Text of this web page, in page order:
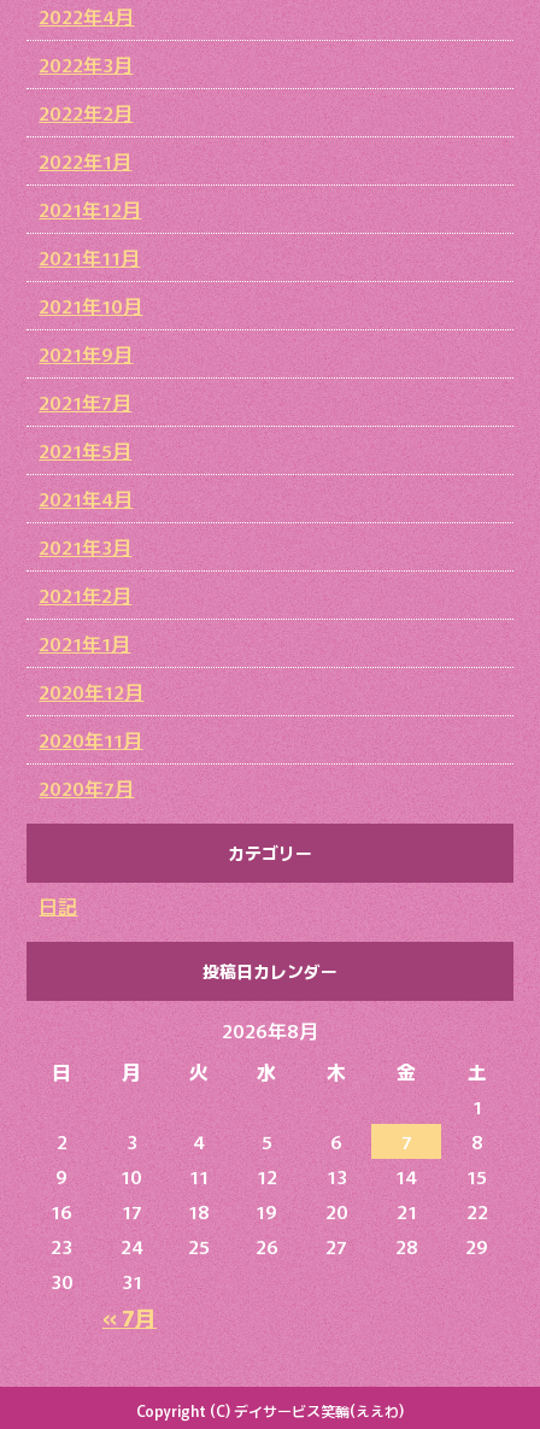
2022年4月
2022年3月
2022年2月
2022年1月
2021年12月
2021年11月
2021年10月
2021年9月
2021年7月
2021年5月
2021年4月
2021年3月
2021年2月
2021年1月
2020年12月
2020年11月
2020年7月
カテゴリー
日記
投稿日カレンダー
2026年8月
日
月 火 水 木 金 土
« 7月
1
2
3 4 5 6 7
8
9
10 11 12 13 14
15
16
17 18 19 20 21
22
23
24 25 26 27 28
29
30
31
Copyright (C) デイサービス笑輪(ええわ)